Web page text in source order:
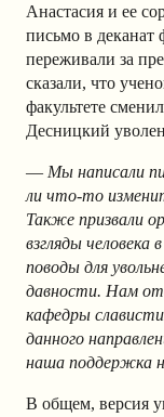
Анастасия и ее
письмо в деканат
переживали за
сказали, что
факультете
Десницкий
— Мы написали
ли что-то
Также призвали
взгляды человека
поводы для
давности. Нам
кафедры
данного
наша поддержка
В общем, версия